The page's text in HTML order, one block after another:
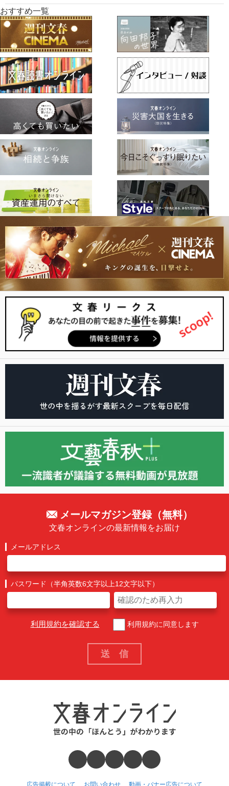
おすすめ一覧
メールマガジン登録（無料）
文春オンラインの最新情報をお届け
メールアドレス
パスワード（半角英数6文字以上12文字以下）
利用規約を確認する 利用規約に同意します
広告掲載について お問い合わせ 動画・バナー広告について